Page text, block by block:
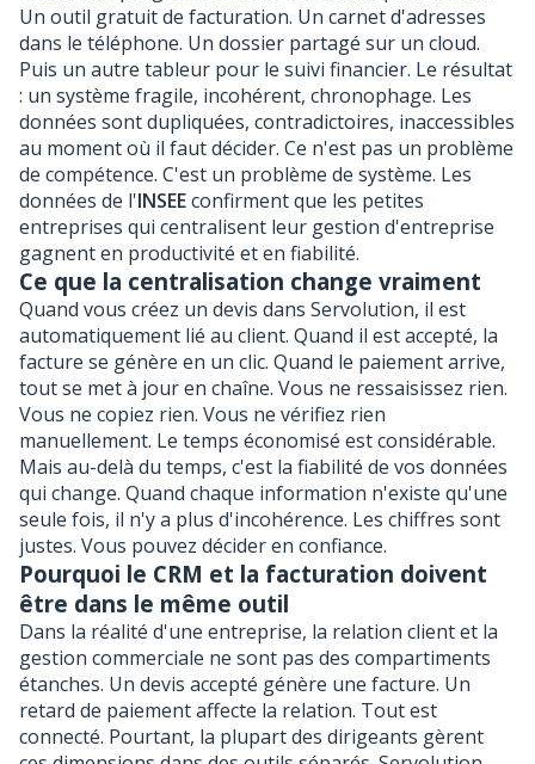
Un outil gratuit de facturation. Un carnet d'adresses
dans le téléphone. Un dossier partagé sur un cloud.
Puis un autre tableur pour le suivi financier. Le résultat
: un système fragile, incohérent, chronophage. Les
données sont dupliquées, contradictoires, inaccessibles
au moment où il faut décider. Ce n'est pas un problème
de compétence. C'est un problème de système. Les
données de l'INSEEconfirment que les petites
entreprises qui centralisent leur gestion d'entreprise
gagnent en productivité et en fiabilité.
Ce que la centralisation change vraiment
Quand vous créez un devis dans Servolution, il est
automatiquement lié au client. Quand il est accepté, la
facture se génère en un clic. Quand le paiement arrive,
tout se met à jour en chaîne. Vous ne ressaisissez rien.
Vous ne copiez rien. Vous ne vérifiez rien
manuellement. Le temps économisé est considérable.
Mais au-delà du temps, c'est la fiabilité de vos données
qui change. Quand chaque information n'existe qu'une
seule fois, il n'y a plus d'incohérence. Les chiffres sont
justes. Vous pouvez décider en confiance.
Pourquoi le CRM et la facturation doivent
être dans le même outil
Dans la réalité d'une entreprise, la relation client et la
gestion commerciale ne sont pas des compartiments
étanches. Un devis accepté génère une facture. Un
retard de paiement affecte la relation. Tout est
connecté. Pourtant, la plupart des dirigeants gèrent